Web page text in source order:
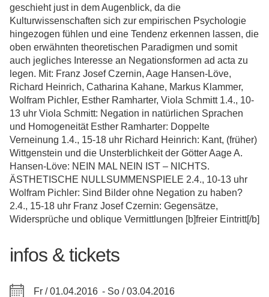
geschieht just in dem Augenblick, da die
Kulturwissenschaften sich zur empirischen Psychologie
hingezogen fühlen und eine Tendenz erkennen lassen, die
oben erwähnten theoretischen Paradigmen und somit
auch jegliches Interesse an Negationsformen ad acta zu
legen. Mit: Franz Josef Czernin, Aage Hansen-Löve,
Richard Heinrich, Catharina Kahane, Markus Klammer,
Wolfram Pichler, Esther Ramharter, Viola Schmitt 1.4., 10-
13 uhr Viola Schmitt: Negation in natürlichen Sprachen
und Homogeneität Esther Ramharter: Doppelte
Verneinung 1.4., 15-18 uhr Richard Heinrich: Kant, (früher)
Wittgenstein und die Unsterblichkeit der Götter Aage A.
Hansen-Löve: NEIN MAL NEIN IST – NICHTS.
ÄSTHETISCHE NULLSUMMENSPIELE 2.4., 10-13 uhr
Wolfram Pichler: Sind Bilder ohne Negation zu haben?
2.4., 15-18 uhr Franz Josef Czernin: Gegensätze,
Widersprüche und oblique Vermittlungen [b]freier Eintritt[/b]
infos & tickets
Fr / 01.04.2016 - So / 03.04.2016